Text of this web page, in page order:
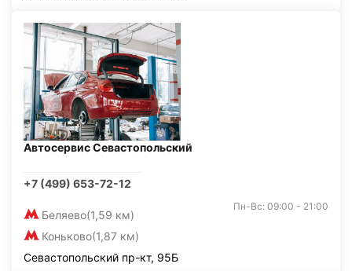
Автосервис Севастопольский
+7 (499) 653-72-12
Беляево(1,59 км)
Коньково(1,87 км)
Пн-Вс: 09:00 - 21:00
Севастопольский пр-кт, 95Б